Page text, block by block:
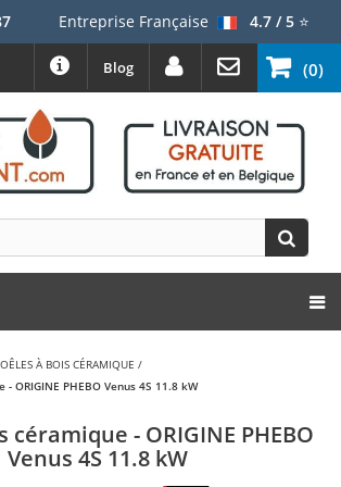
Entreprise Française 4.7 / 5⭐
(0)
Blog
À BOIS CÉRAMIQUE /
ORIGINE PHEBO Venus 4S 11.8 kW
céramique - ORIGINE PHEBO
Venus 4S 11.8 kW